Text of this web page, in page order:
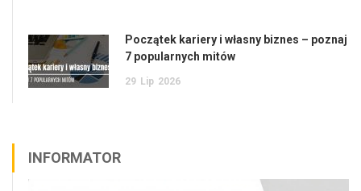
Początek kariery i własny biznes – poznaj
7 popularnych mitów
29 Lip 2026
INFORMATOR